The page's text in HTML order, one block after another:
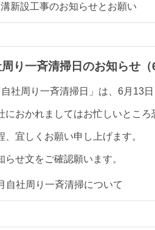
新設工事のお知らせとお願い
り一斉清掃日のお知らせ（
社周り一斉清掃日」は、6月13日
におかれましてはお忙しいところ
、宜しくお願い申し上げます。
らせ文をご確認願います。
自社周り一斉清掃について